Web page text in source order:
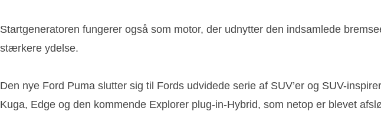
Startgeneratoren fungerer også som motor, der udnytter den indsamlede
stærkere ydelse.
Den nye Ford Puma slutter sig til Fords udvidede serie af SUV’er og SUV-
Kuga, Edge og den kommende Explorer plug-in-Hybrid, som netop er blevet